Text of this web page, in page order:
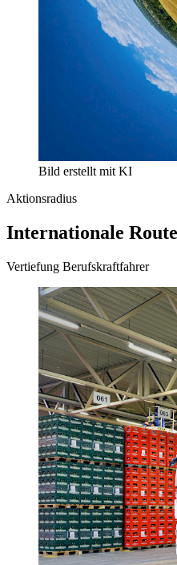
Bild erstellt mit KI
Aktionsradius
Internationale
Vertiefung Berufskraftfahrer